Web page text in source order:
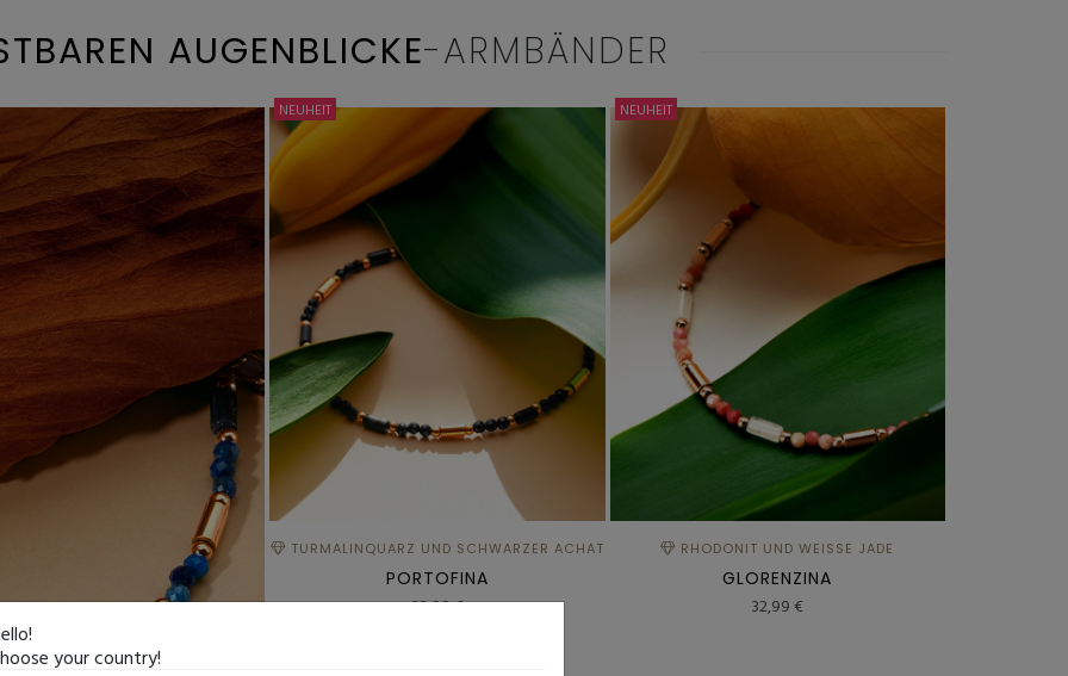
AUGENBLICKE-ARMBÄNDER
NEUHEIT
TURMALINQUARZ UND SCHWARZER ACHAT
PORTOFINA
32,99 €
NEUHEIT
RHODONIT UND WEISSE JADE
GLORENZINA
32,99 €
your country!